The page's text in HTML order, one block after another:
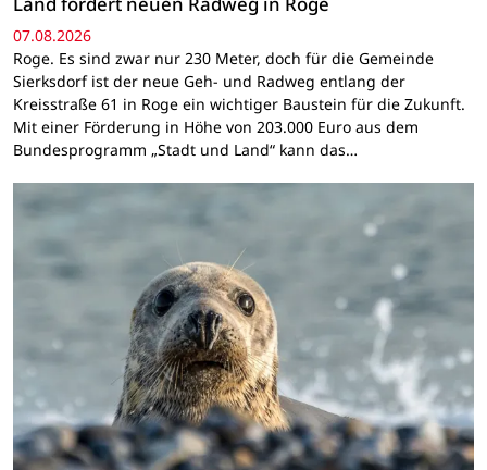
07.08.2026
Roge. Es sind zwar nur 230 Meter, doch für die Gemeinde
Sierksdorf ist der neue Geh- und Radweg entlang der
Kreisstraße 61 in Roge ein wichtiger Baustein für die Zukunft.
Mit einer Förderung in Höhe von 203.000 Euro aus dem
Bundesprogramm „Stadt und Land“ kann das…